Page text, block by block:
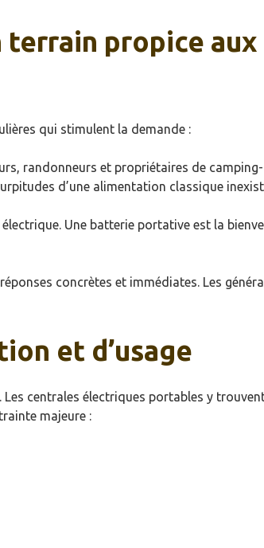
terrain propice aux
qui stimulent la demande :
randonneurs et propriétaires de
d’une alimentation classique
Une batterie portative est la
concrètes et immédiates. Les
et d’usage
centrales électriques portables y
majeure :